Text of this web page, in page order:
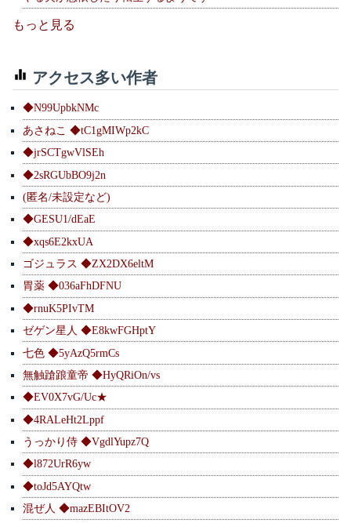
もっと見る
アクセス多い作者
◆N99UpbkNMc
あさねこ ◆tC1gMIWp2kC
◆jrSCTgwVlSEh
◆2sRGUbBO9j2n
(匿名/未設定など)
◆GESU1/dEaE
◆xqs6E2kxUA
ゴジュラス ◆ZX2DX6eltM
胃薬 ◆036aFhDFNU
◆rnuK5PIvTM
ゼゲン星人 ◆E8kwFGHptY
七色 ◆5yAzQ5rmCs
無触蹌踉童帝 ◆HyQRiOn/vs
◆EV0X7vG/Uc★
◆4RALeHt2Lppf
うっかり侍 ◆VgdlYupz7Q
◆l872UrR6yw
◆toJd5AYQtw
混ぜ人 ◆mazEBItOV2